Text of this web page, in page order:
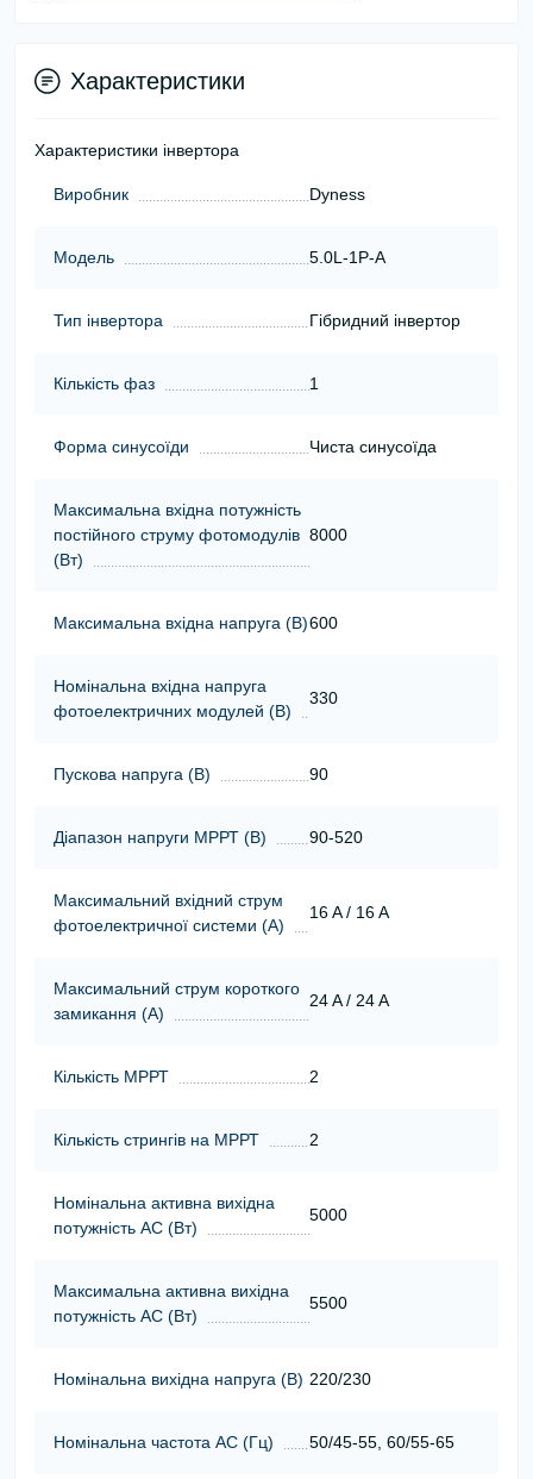
Характеристики
Характеристики інвертора
Виробник Dyness
Модель 5.0L-1P-A
Тип інвертора Гібридний інвертор
Кількість фаз 1
Форма синусоїди Чиста синусоїда
Максимальна вхідна потужність
постійного струму фотомодулів
(Вт)
8000
Максимальна вхідна напруга (В)600
Номінальна вхідна напруга
фотоелектричних модулей (В)
330
Пускова напруга (В) 90
Діапазон напруги МРРТ (В) 90-520
Максимальний вхідний струм
фотоелектричної системи (А)
16 A / 16 A
Максимальний струм короткого
замикання (А)
24 A / 24 A
Кількість МРРТ 2
Кількість стрингів на МРРТ 2
Номінальна активна вихідна
потужність АС (Вт)
5000
Максимальна активна вихідна
потужність АС (Вт)
5500
Номінальна вихідна напруга (В) 220/230
Номінальна частота АС (Гц) 50/45-55, 60/55-65